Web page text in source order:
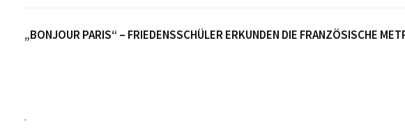
„BONJOUR PARIS“ – FRIEDENSSCHÜLER ERKUNDEN DIE FRANZÖSISCHE
.